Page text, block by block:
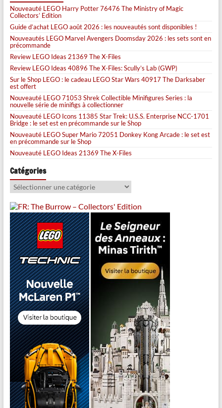
Nouveauté LEGO Harry Potter 76476 The Ministry of Magic
Collectors’ Edition
Guide d’achat LEGO août 2026 : les nouveautés sont disponibles !
Nouveautés LEGO Marvel Avengers Doomsday 2026 : les sets sont en
précommande
Review LEGO Ideas 21369 The X-Files
Review LEGO Ideas 40896 The X-Files: Scully’s Lab (GWP)
Sur le Shop LEGO : le cadeau LEGO Star Wars 40917 The Darksaber
est offert
Nouveauté LEGO 71053 Shrek Collectible Minifigures Series : la
nouvelle série de minifigs à collectionner
Nouveauté LEGO Icons 11385 Star Trek: U.S.S. Enterprise NCC-1701
Bridge : le set est en précommande sur le Shop
Nouveauté LEGO Super Mario 72051 Donkey Kong Arcade : le set est
en précommande sur le Shop
Nouveauté LEGO Ideas 21369 The X-Files
Catégories
Catégories